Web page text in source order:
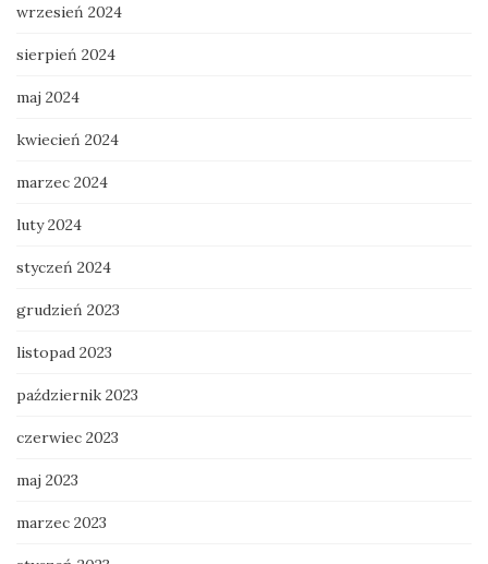
wrzesień 2024
sierpień 2024
maj 2024
kwiecień 2024
marzec 2024
luty 2024
styczeń 2024
grudzień 2023
listopad 2023
październik 2023
czerwiec 2023
maj 2023
marzec 2023